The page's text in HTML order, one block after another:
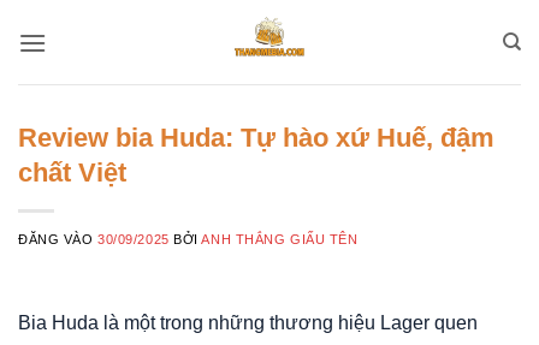
qua
Review bia Huda: Tự hào xứ Huế, đậm
chất Việt
ĐĂNG VÀO30/09/2025 BỞIANH THẮNG GIẤU TÊN
Bia Huda là một trong những thương hiệu Lager quen